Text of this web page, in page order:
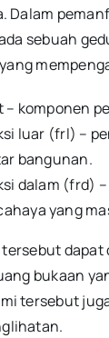
Dalam
sebuah
– komponen
luar (frl) –
bangunan.
dalam (frd)
yang
bukaan
tersebut